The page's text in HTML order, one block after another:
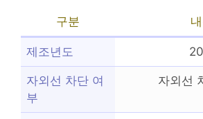
구분
제조년도
자외선 차단 여
부
자외선